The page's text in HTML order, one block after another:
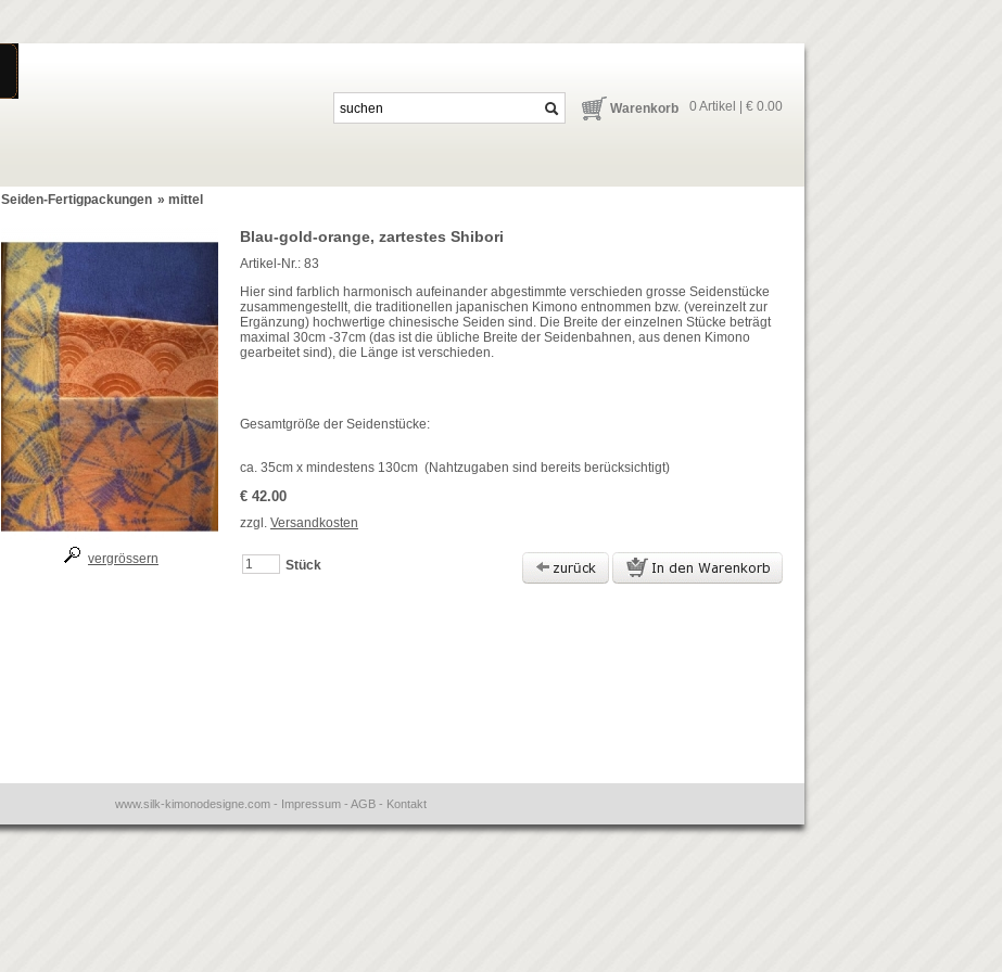
Warenkorb 0 Artikel | € 0.00
Seiden-Fertigpackungen » mittel
vergrössern
Blau-gold-orange, zartestes Shibori
Artikel-Nr.: 83
Hier sind farblich harmonisch aufeinander abgestimmte verschieden grosse Seidenstücke
zusammengestellt, die traditionellen japanischen Kimono entnommen bzw. (vereinzelt zur
Ergänzung) hochwertige chinesische Seiden sind. Die Breite der einzelnen Stücke beträgt
maximal 30cm -37cm (das ist die übliche Breite der Seidenbahnen, aus denen Kimono
gearbeitet sind), die Länge ist verschieden.
Gesamtgröße der Seidenstücke:
ca. 35cm x mindestens 130cm (Nahtzugaben sind bereits berücksichtigt)
€ 42.00
zzgl. Versandkosten
Stück
www.silk-kimonodesigne.com - Impressum - AGB - Kontakt